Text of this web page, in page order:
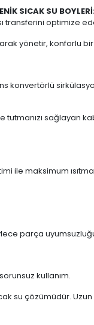
SICAK SU
transferini optimize
yönetir, konforlu
konvertörlü
tutmanızı
ile maksimum
parça
kullanım.
su çözümüdür.